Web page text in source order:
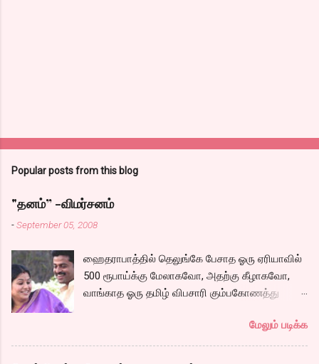
Popular posts from this blog
"தனம்” -விமர்சனம்
-September 05, 2008
ஹைதராபாத்தில் தெலுங்கே பேசாத ஓரு ஏரியாவில்
500 ரூபாய்க்கு மேலாகவோ, அதற்கு கீழாகவோ,
வாங்காத ஓரு தமிழ் விபசாரி கும்பகோணத்து
வாழ்கைபடுகிறாள். அவளுடய வாழ்கை எப்படி
அமைந்தது? என்ற ஓரு நல்ல லைனை , சங்கீதா
தன்னுடய இடுப்பை சுழற்றி, சுழற்றி நடப்பதை போல்
மேலும் படிக்க